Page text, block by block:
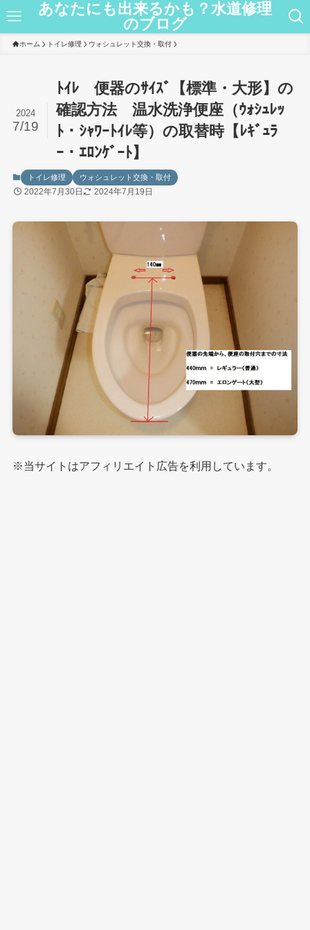
あなたにも出来るかも？水道修理
のブログ
ホーム トイレ修理 ウォシュレット交換・取付
ﾄｲﾚ 便器のｻｲｽﾞ【標準・大形】の
確認方法 温水洗浄便座（ｳｫｼｭﾚｯ
ﾄ・ｼｬﾜｰﾄｲﾚ等）の取替時【ﾚｷﾞｭﾗ
ｰ・ｴﾛﾝｹﾞｰﾄ】
2024
7/19
トイレ修理 ウォシュレット交換・取付
2022年7月30日 2024年7月19日
※当サイトはアフィリエイト広告を利用しています。